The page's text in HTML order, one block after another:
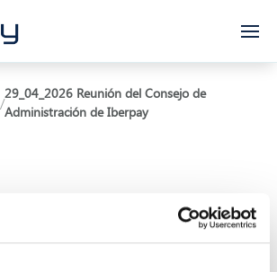
/
29_04_2026 Reunión del Consejo de
Administración de Iberpay